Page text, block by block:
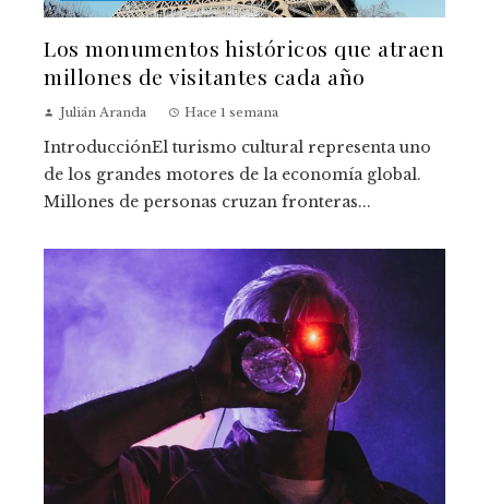
Los monumentos históricos que atraen
millones de visitantes cada año
Julián Aranda Hace 1 semana
IntroducciónEl turismo cultural representa uno
de los grandes motores de la economía global.
Millones de personas cruzan fronteras...